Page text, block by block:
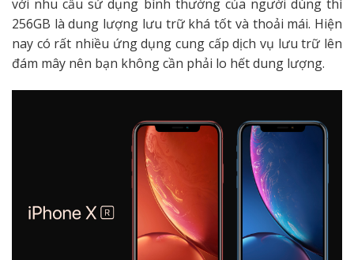
với nhu cầu sử dụng bình thường của người dùng thì
256GB là dung lượng lưu trữ khá tốt và thoải mái. Hiện
nay có rất nhiều ứng dụng cung cấp dịch vụ lưu trữ lên
đám mây nên bạn không cần phải lo hết dung lượng.